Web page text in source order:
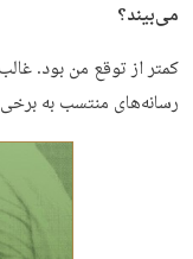
می‌بیند؟
کمتر از توقع من بود.
رسانه‌های منتسب به